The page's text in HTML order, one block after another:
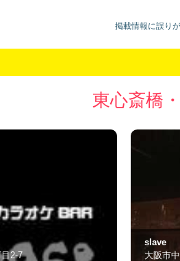
掲載情報に誤り
東心斎橋
12
Mai Thai
大阪市